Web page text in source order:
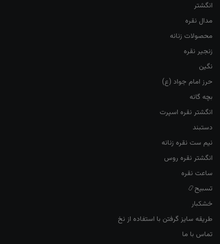
انگشتر
مدال نقره
محصولات زنانه
زنجیر نقره
نگین
حرز امام جواد (ع)
بچه گانه
انگشتر نقره اسپرت
دستبند
نیم ست نقره زنانه
انگشتر نقره روس
ساعت نقره
تسبیح📿
خشکبار
طریقه سایز گرفتن با استفاده از نخ
تماس با ما